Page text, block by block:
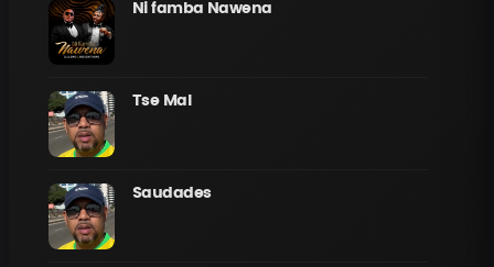
Ni famba Nawena
Tse Mal
Saudades